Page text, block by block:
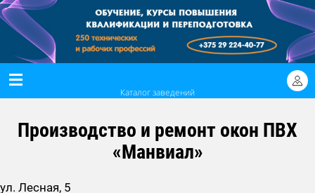
Каталог заведений
Производство и ремонт окон ПВХ
«Манвиал»
ул. Лесная, 5